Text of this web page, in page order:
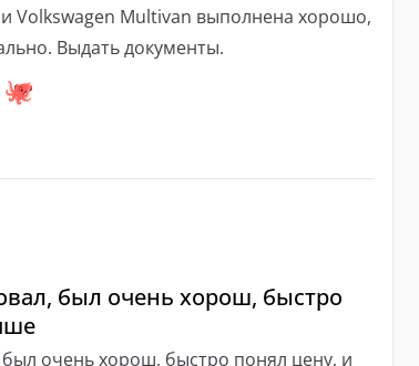
Volkswagen Multivan выполнена хорошо,
Выдать документы.
был очень хорош, быстро
очень хорош, быстро понял цену, и